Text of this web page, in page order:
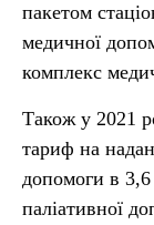
пакетом
медичної
комплекс
Також у 2021
тариф на
допомоги в
паліативної